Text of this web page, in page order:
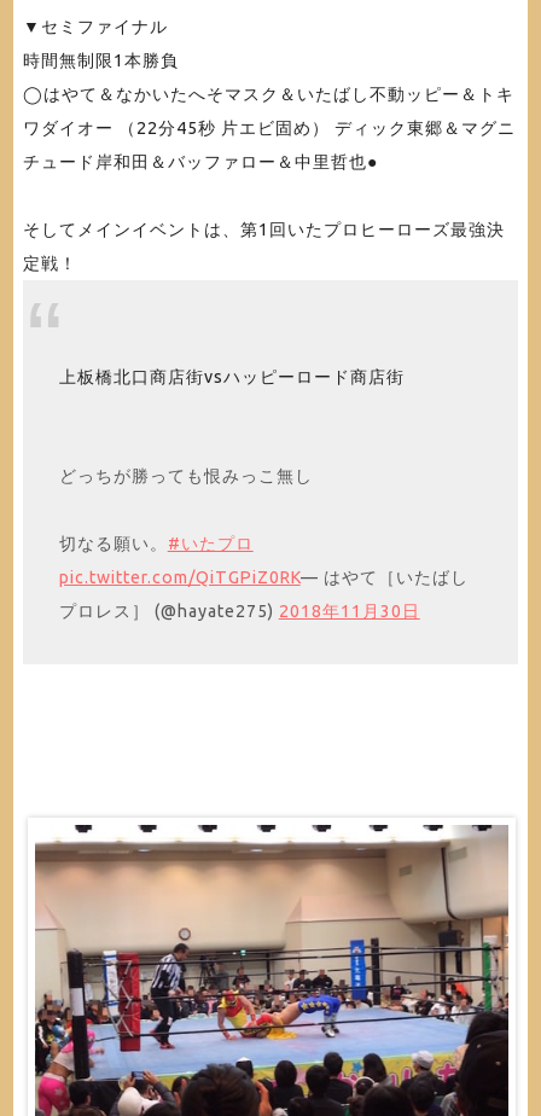
▼セミファイナル
時間無制限1本勝負
◯はやて＆なかいたへそマスク＆いたばし不動ッピー＆トキ
ワダイオー （22分45秒 片エビ固め） ディック東郷＆マグニ
チュード岸和田＆バッファロー＆中里哲也●
そしてメインイベントは、第1回いたプロヒーローズ最強決
定戦！
上板橋北口商店街vsハッピーロード商店街
どっちが勝っても恨みっこ無し
切なる願い。 #いたプロ
pic.twitter.com/QiTGPiZ0RK— はやて［いたばし
プロレス］ (@hayate275) 2018年11月30日